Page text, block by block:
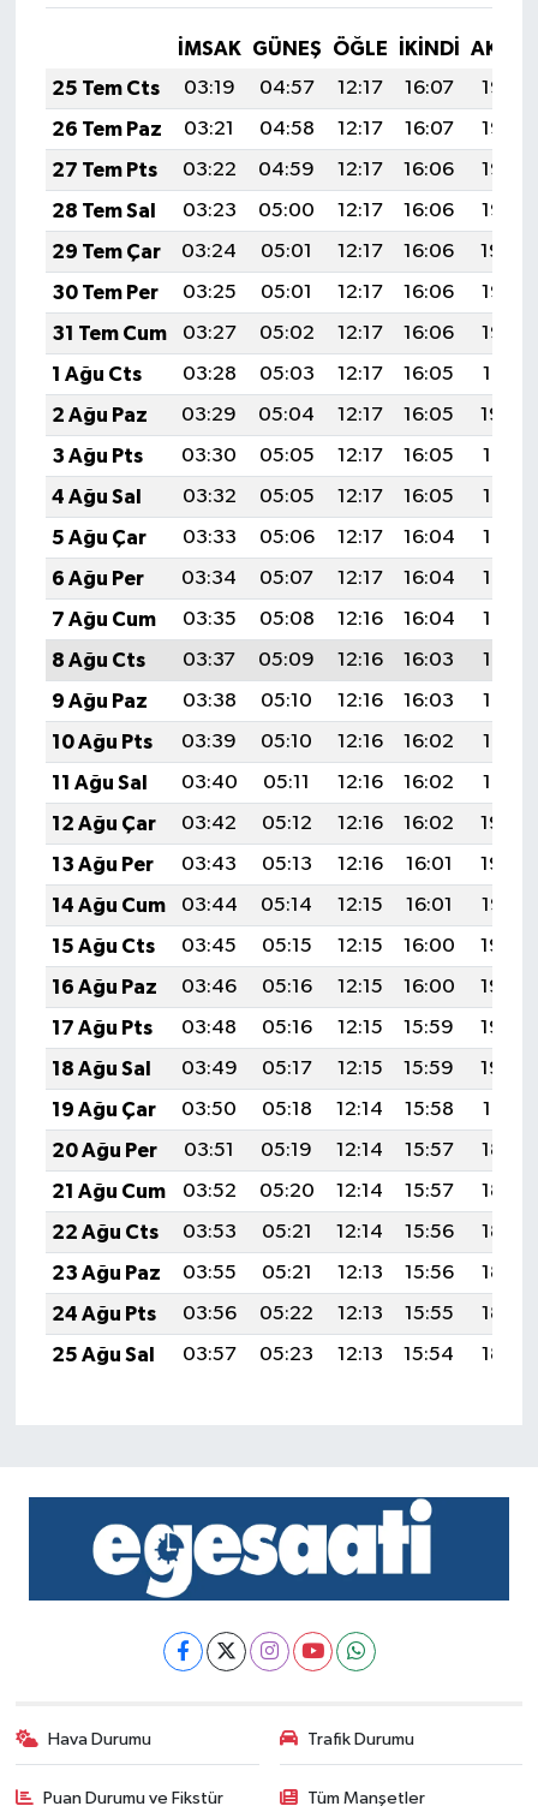
İMSAK GÜNEŞ ÖĞLE İKINDI
25 Tem Cts
03:19 04:57 12:17 16:07
19:27
26 Tem Paz
03:21 04:58 12:17 16:07
19:26
27 Tem Pts
03:22 04:59 12:17 16:06
19:25
28 Tem Sal
03:23 05:00 12:17 16:06
19:25
29 Tem Çar
03:24 05:01 12:17 16:06
19:24
30 Tem Per
03:25 05:01 12:17 16:06
19:23
31 Tem Cum
03:27 05:02 12:17 16:06
19:22
1 Ağu Cts
03:28 05:03 12:17 16:05
19:21
2 Ağu Paz
03:29 05:04 12:17 16:05
19:20
3 Ağu Pts
03:30 05:05 12:17 16:05
19:19
4 Ağu Sal
03:32 05:05 12:17 16:05
19:18
5 Ağu Çar
03:33 05:06 12:17 16:04
19:17
6 Ağu Per
03:34 05:07 12:17 16:04
19:16
7 Ağu Cum
03:35 05:08 12:16 16:04
19:15
8 Ağu Cts
03:37 05:09 12:16 16:03
19:14
9 Ağu Paz
03:38 05:10 12:16 16:03
19:13
10 Ağu Pts
03:39 05:10 12:16 16:02
19:12
11 Ağu Sal
03:40 05:11 12:16 16:02
19:10
12 Ağu Çar
03:42 05:12 12:16 16:02
19:09
13 Ağu Per
03:43 05:13 12:16 16:01
19:08
14 Ağu Cum
03:44 05:14 12:15 16:01
19:07
15 Ağu Cts
03:45 05:15 12:15 16:00
19:06
16 Ağu Paz
03:46 05:16 12:15 16:00
19:04
17 Ağu Pts
03:48 05:16 12:15 15:59
19:03
18 Ağu Sal
03:49 05:17 12:15 15:59
19:02
19 Ağu Çar
03:50 05:18 12:14 15:58
19:01
20 Ağu Per
03:51 05:19 12:14 15:57
18:59
21 Ağu Cum
03:52 05:20 12:14 15:57
18:58
22 Ağu Cts
03:53 05:21 12:14 15:56
18:57
23 Ağu Paz
03:55 05:21 12:13 15:56
18:55
24 Ağu Pts
03:56 05:22 12:13 15:55
18:54
25 Ağu Sal
03:57 05:23 12:13 15:54 18:53
Hava Durumu Trafik Durumu
Puan Durumu ve Fikstür Tüm Manşetler